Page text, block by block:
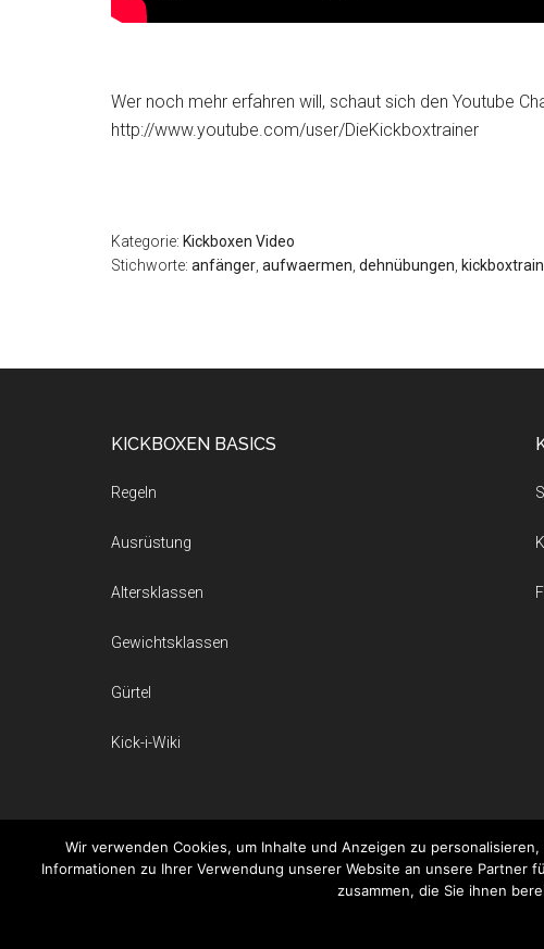
Wer noch mehr erfahren will, schaut sich den Youtube
http://www.youtube.com/user/DieKickboxtrainer
Kategorie: Kickboxen Video
Stichworte: anfänger aufwaermen dehnübungen
KICKBOXEN BASICS
Regeln
Ausrüstung
Altersklassen
Gewichtsklassen
Gürtel
Kick-i-Wiki
© 2026 Kickboxxen.de ·
Wir verwenden Cookies, um Inhalte und Anzeigen zu
Informationen zu Ihrer Verwendung unserer Website an unsere
zusammen, die Sie ihnen